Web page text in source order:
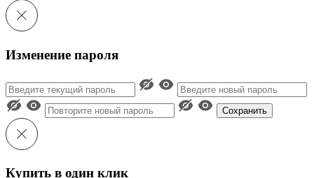
Изменение пароля
Сохранить
Купить в один клик